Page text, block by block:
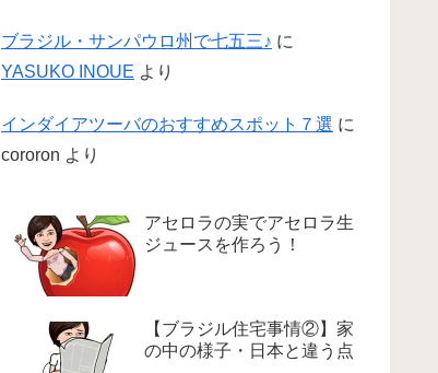
ブラジル・サンパウロ州で七五三♪ に
YASUKO INOUE より
インダイアツーバのおすすめスポット７選 に
cororon より
アセロラの実でアセロラ生
ジュースを作ろう！
【ブラジル住宅事情②】家
の中の様子・日本と違う点